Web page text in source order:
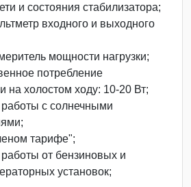
и состояния стабилизатора;
входного и выходного
мощности нагрузки;
потребление
на холостом ходу: 10-20 Вт;
с солнечными
тарифе";
от бензиновых и
установок;